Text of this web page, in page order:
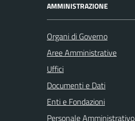
AMMINISTRAZIONE
Organi di Governo
Aree Amministrative
Uffici
Documenti e Dati
Enti e Fondazioni
Personale Amministrativo